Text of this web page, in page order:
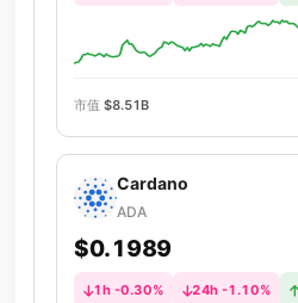
市值 $8.51B
Cardano
ADA
$0.1989
1h -0.30% 24h -1.10%